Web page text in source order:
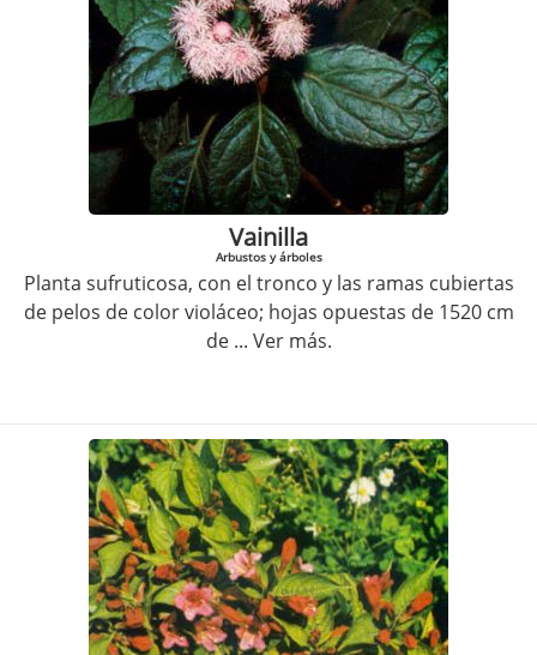
Vainilla
Arbustos y árboles
Planta sufruticosa, con el tronco y las ramas cubiertas
de pelos de color violáceo; hojas opuestas de 1520 cm
de... Ver más.